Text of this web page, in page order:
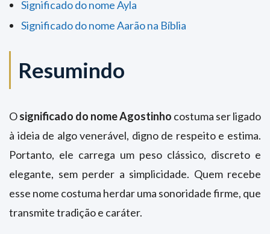
Significado do nome Ayla
Significado do nome Aarão na Bíblia
Resumindo
Osignificado do nome Agostinho costuma ser ligado
à ideia de algo venerável, digno de respeito e estima.
Portanto, ele carrega um peso clássico, discreto e
elegante, sem perder a simplicidade. Quem recebe
esse nome costuma herdar uma sonoridade firme, que
transmite tradição e caráter.